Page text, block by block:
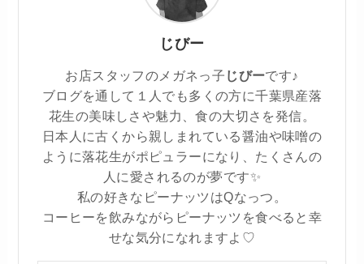
じびー
お店スタッフのメガネっ子 じびーです♪
ブログを通して１人でも多くの方に千葉県産落
花生の美味しさや魅力、食の大切さを発信。
日本人に古くから親しまれている醤油や味噌の
ように落花生がポピュラーになり、たくさんの
人に愛されるのが夢です✨
私の好きなピーナッツはQなっつ。
コーヒーを飲みながらピーナッツを食べると幸
せな気分になれますよ♡